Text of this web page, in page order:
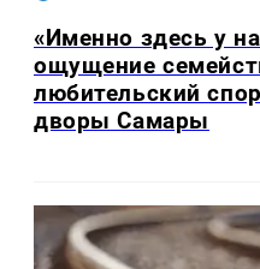
«Именно здесь у
ощущение
любительский
дворы Самары